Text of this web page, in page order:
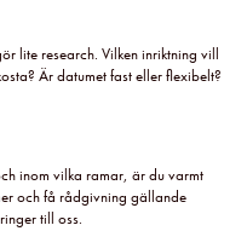
lite research. Vilken inriktning vill
Är datumet fast eller flexibelt?
inom vilka ramar, är du varmt
och få rådgivning gällande
till oss.